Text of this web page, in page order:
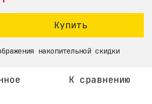
Купить
накопительной скидки
К сравнению